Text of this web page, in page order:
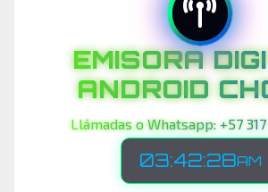
EMISORA
ANDROID
Llámadas o Whatsapp: +57
03:42:30AM